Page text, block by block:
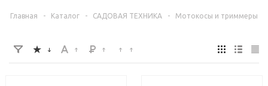
Главная - Каталог - САДОВАЯ ТЕХНИКА - Мотокосы и триммеры